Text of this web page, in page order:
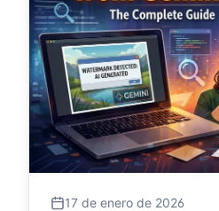
17 de enero de 2026